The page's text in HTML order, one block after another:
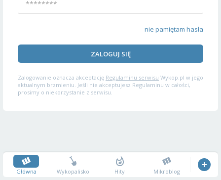
nie pamiętam hasła
ZALOGUJ SIĘ
Zalogowanie oznacza akceptację Regulaminu serwisu Wykop.pl w jego
aktualnym brzmieniu. Jeśli nie akceptujesz Regulaminu w całości,
prosimy o niekorzystanie z serwisu.
Główna Wykopalisko Hity Mikroblog